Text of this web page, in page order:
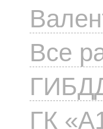
Все
ГК